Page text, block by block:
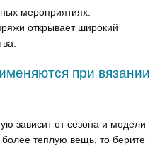
мероприятиях.
открывает широкий
при вязании
зависит от сезона и модели
теплую вещь, то берите